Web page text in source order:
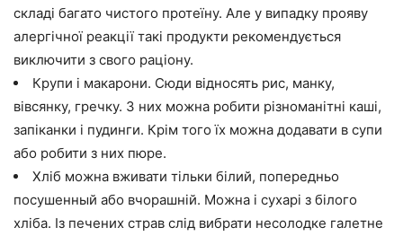
складі багато чистого протеїну. Але у випадку прояву
алергічної реакції такі продукти рекомендується
виключити з свого раціону.
Крупи і макарони. Сюди відносять рис, манку,
вівсянку, гречку. З них можна робити різноманітні каші,
запіканки і пудинги. Крім того їх можна додавати в супи
або робити з них пюре.
Хліб можна вживати тільки білий, попередньо
посушенный або вчорашній. Можна і сухарі з білого
хліба. Із печених страв слід вибрати несолодке галетне